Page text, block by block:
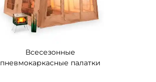
Всесезонные
пневмокаркасные палатки